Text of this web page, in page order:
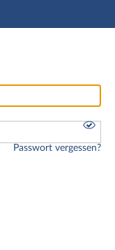
Passwort vergessen?